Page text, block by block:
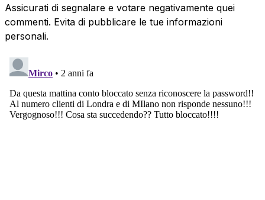
Assicurati di segnalare e votare negativamente quei
commenti. Evita di pubblicare le tue informazioni
personali.